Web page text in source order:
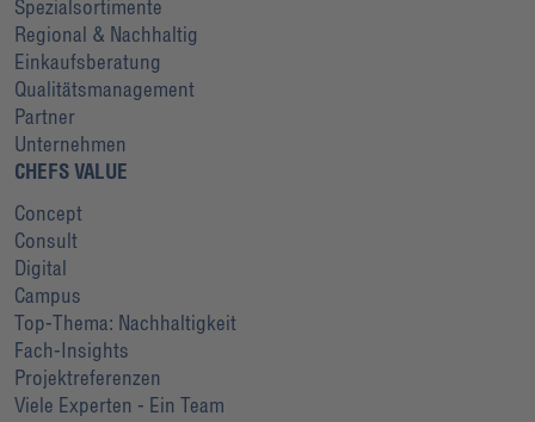
Spezialsortimente
Regional & Nachhaltig
Einkaufsberatung
Qualitätsmanagement
Partner
Unternehmen
CHEFS VALUE
Concept
Consult
Digital
Campus
Top-Thema: Nachhaltigkeit
Fach-Insights
Projektreferenzen
Viele Experten - Ein Team